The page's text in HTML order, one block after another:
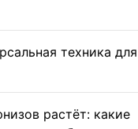
техника для
растёт: какие